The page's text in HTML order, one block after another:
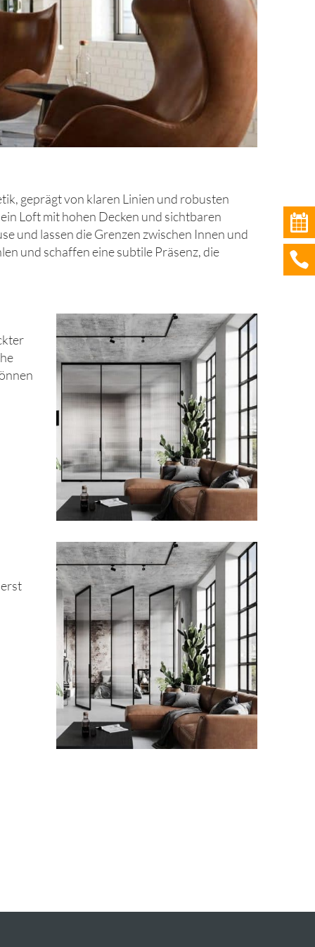
geprägt von klaren Linien und robusten
Loft mit hohen Decken und sichtbaren
und lassen die Grenzen zwischen Innen und
und schaffen eine subtile Präsenz, die